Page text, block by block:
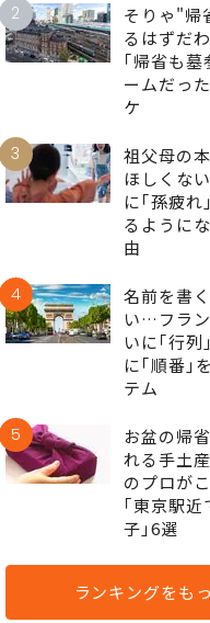
2
そりゃ"帰
るはずだ
｢帰省も墓
ームだっ
ケ
3
祖父母の
ほしくな
に｢孫疲れ
るように
由
4
名前を書
い…フラ
いに｢行列
に｢順番｣
テム
5
お盆の帰
れる手土
のプロが
｢東京駅近
子｣6選
ランキングをも